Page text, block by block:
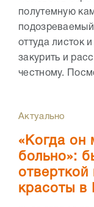
полутемную
оттуда листок
закурить и
честному.
Актуально
«Когда он
больно»:
отверткой
красоты в